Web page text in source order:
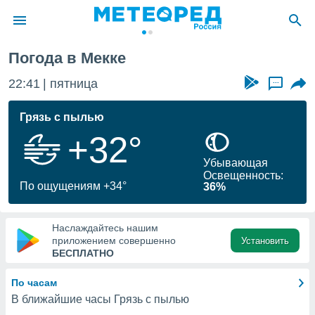
о
Вы можете
к этому
доступ
Погода в Мекке
22:41 пятница ...
Грязь с пылью
+32°
По ощущениям +34°
Убывающая
Освещенность:
36%
Наслаждайтесь нашим
приложением совершенно
БЕСПЛАТНО
Установить
По часам
В ближайшие часы Грязь с пылью